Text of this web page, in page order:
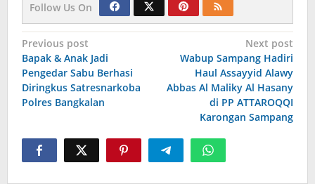
Follow Us On
Navigasi
pos
Previous post
Bapak & Anak Jadi
Pengedar Sabu Berhasi
Diringkus Satresnarkoba
Polres Bangkalan
Next post
Wabup Sampang Hadiri
Haul Assayyid Alawy
Abbas Al Maliky Al Hasany
di PP ATTAROQQI
Karongan Sampang